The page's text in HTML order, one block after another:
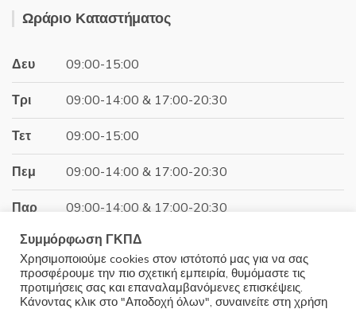
was: τιμή
Ωράριο Καταστήματος
Δευ 09:00-15:00
Τρι 09:00-14:00 & 17:00-20:30
Τετ 09:00-15:00
Πεμ 09:00-14:00 & 17:00-20:30
Παρ 09:00-14:00 & 17:00-20:30
Σαβ 09:00-15:00
Κυρ Κλειστά
Συμμόρφωση ΓΚΠΔ
Χρησιμοποιούμε cookies στον ιστότοπό μας για να σας
προσφέρουμε την πιο σχετική εμπειρία, θυμόμαστε τις
προτιμήσεις σας και επαναλαμβανόμενες επισκέψεις.
Κάνοντας κλικ στο "Αποδοχή όλων", συναινείτε στη χρήση